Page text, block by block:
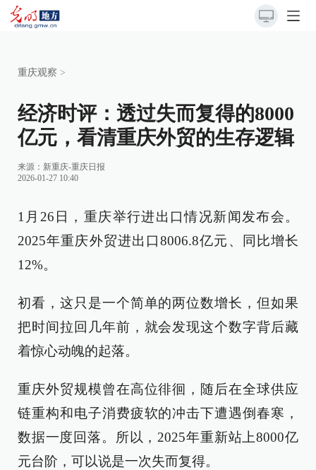
重庆观察 >
经济时评：透过失而复得的8000
亿元，看清重庆外贸的生存逻辑
来源： 新重庆-重庆日报
2026-01-27 10:40
1月26日，重庆举行进出口情况新闻发布会。
2025年重庆外贸进出口8006.8亿元、同比增长
12%。
初看，这只是一个简单的两位数增长，但如果
把时间拉回几年前，就会发现这个数字背后藏
着惊心动魄的起落。
重庆外贸规模曾在高位徘徊，随后在全球供应
链重构和电子消费疲软的冲击下遭遇倒春寒，
数据一度回落。所以，2025年重新站上8000亿
元台阶，可以说是一次失而复得。